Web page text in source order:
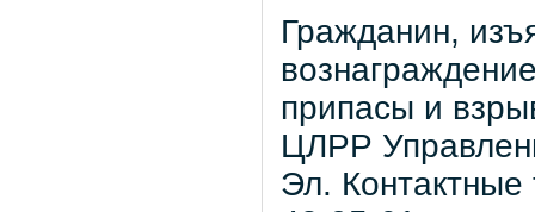
Гражданин,
припасы и
ЦЛРР
Эл.